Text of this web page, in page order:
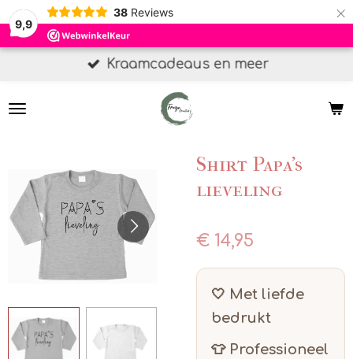
9,9
38 Reviews ×
Kraamcadeaus en meer
Shirt Papa's
lieveling
€ 14,95
🤍 Met liefde
bedrukt
👕 Professioneel